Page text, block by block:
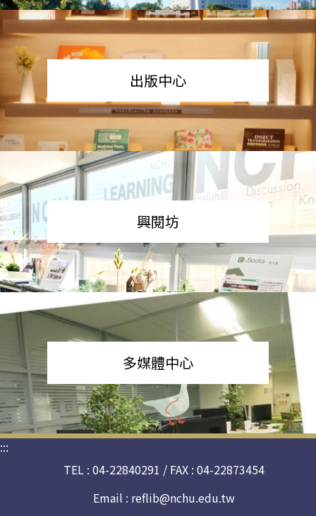
出版中心
興閱坊
多媒體中心
:::
TEL : 04-22840291 / FAX : 04-22873454
Email : reflib@nchu.edu.tw